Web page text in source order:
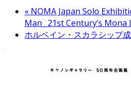
« NOMA Japan Solo
Man_ 21st Century’s Mona
ホルベイン・スカラシップ